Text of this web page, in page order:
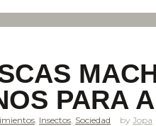
PARA
Insectos Sociedad Jopa